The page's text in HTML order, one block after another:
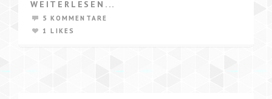
WEITERLESEN...
5 KOMMENTARE
1 LIKES